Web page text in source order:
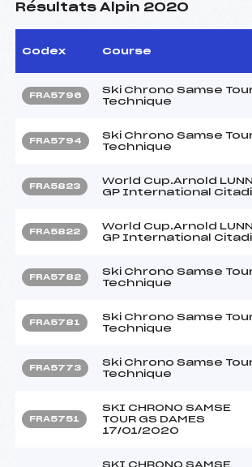
Résultats Alpin 2020
Codex Course
FRA5796
Ski Chrono Samse
Technique
FRA5794
Ski Chrono Samse
Technique
FRA5823
World Cup.Arnold LUNN
GP International
FRA5822
World Cup.Arnold LUNN
GP International
FRA5782
Ski Chrono Samse
Technique
FRA5781
Ski Chrono Samse
Technique
FRA5773
Ski Chrono Samse
Technique
FRA5751
SKI CHRONO SAMSE
TOUR GS DAMES
17/01/2020
SKI CHRONO SAMSE